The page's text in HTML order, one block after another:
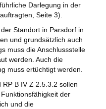
Darlegung in der
Seite 3).
Standort in Parsdorf in
und grundsätzlich auch
muss die Anschlussstelle
werden. Auch die
muss ertüchtigt werden.
B IV Z 2.5.3.2 sollen
der
und die